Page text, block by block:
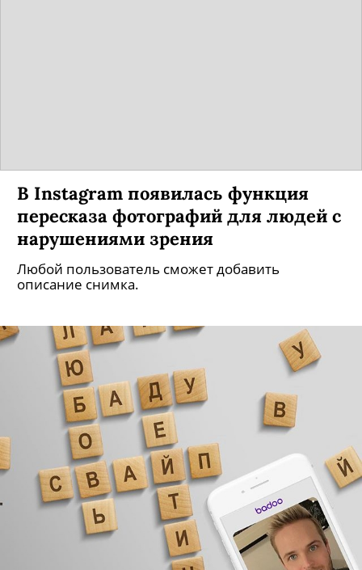
В Instagram появилась функция
пересказа фотографий для людей с
нарушениями зрения
Любой пользователь сможет добавить
описание снимка.